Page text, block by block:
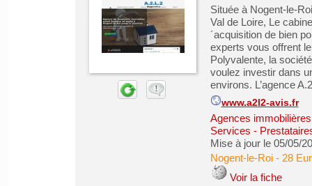
Située à Nogent-le-
Val de Loire, Le
´acquisition de bien
experts vous offrent
Polyvalente, la
voulez investir dans
environs. L’agence
www.a2l2-avis.fr
Agences
Services -
Mise à jour le 05/05/
Nogent-le-Roi- 28
Voir la fiche